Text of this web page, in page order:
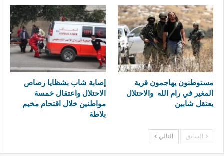
مستوطنون يهاجمون قرية
المغير في رام الله والاحتلال
يعتقل شابين
إصابة شاب بشظايا رصاص
الاحتلال واعتقال خمسة
مواطنين خلال اقتحام مخيم
بلاطة
السابق التالي